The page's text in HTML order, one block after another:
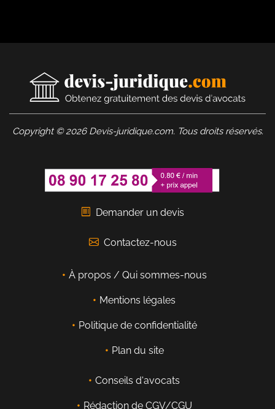
Copyright © 2026 Devis-juridique.com. Tous droits réservés.
Demander un devis
Contactez-nous
À propos / Qui sommes-nous
Mentions légales
Politique de confidentialité
Plan du site
Conseils d'avocats
Rédaction de CGV/CGU